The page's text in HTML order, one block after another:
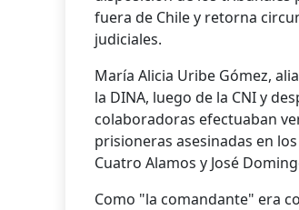
fuera de Chile y retorna
judiciales.
María Alicia Uribe Gómez,
la DINA, luego de la CNI y
colaboradoras efectuaban
prisioneras asesinadas en
Cuatro Alamos y José
Como "la comandante" era